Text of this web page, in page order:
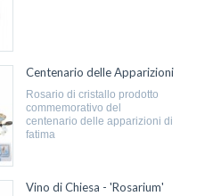
Centenario delle Apparizioni
rosario di cristallo prodotto
commemorativo del
centenario delle apparizioni di
fatima
Vino di Chiesa - 'Rosarium'